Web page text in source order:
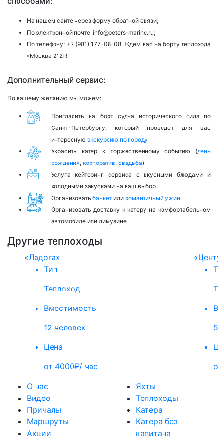
На нашем сайте через форму обратной связи;
По электронной почте: info@peters-marine.ru;
По телефону: +7 (981) 177-08-08. Ждем вас на борту теплохода
«Москва 212»!
Дополнительный сервис:
По вашему желанию мы можем:
Пригласить на борт судна исторического гида по
Санкт-Петербургу, который проведет для вас
интересную экскурсию по городу
Украсить катер к торжественному событию (день
рождения, корпоратив, свадьба)
Услуга кейтеринг сервиса с вкусными блюдами и
холодными закусками на ваш выбор
Организовать банкет или романтичный ужин
Организовать доставку к катеру на комфортабельном
автомобиле или лимузине
Другие теплоходы
«Ладога»
Тип
Теплоход
Вместимость
12 человек
Цена
от 4000₽/ час
О нас
Видео
Причалы
Маршруты
Акции
Яхты
Теплоходы
Катера
Катера без
капитана